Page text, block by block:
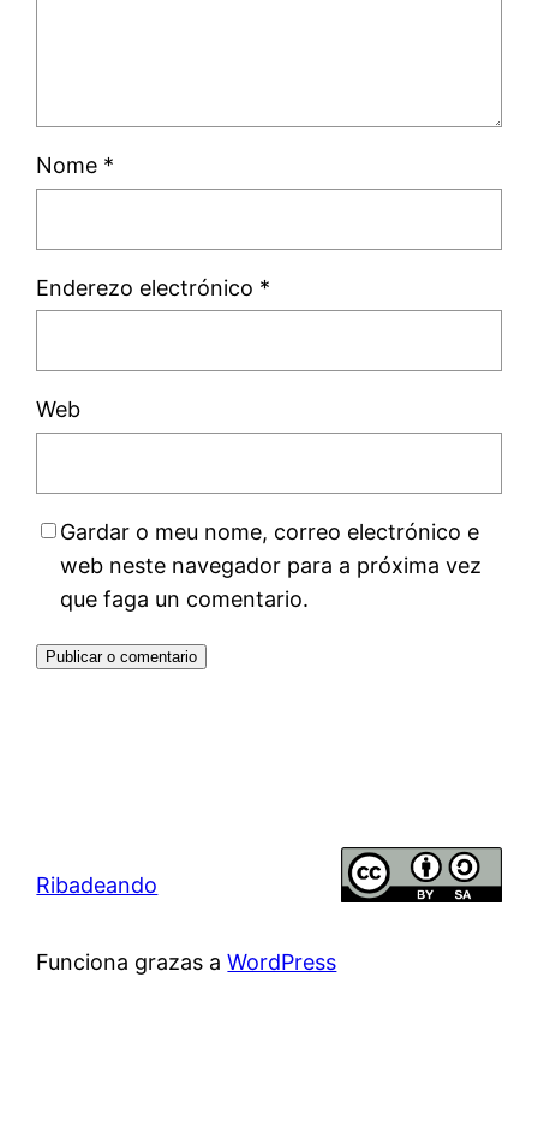
Nome *
Enderezo electrónico *
Web
Gardar o meu nome, correo electrónico e
web neste navegador para a próxima vez
que faga un comentario.
Ribadeando
Funciona grazas aWordPress